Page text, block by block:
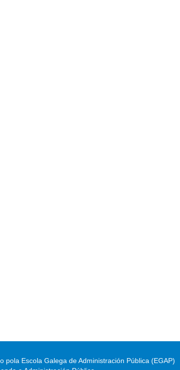
pola Escola Galega de Administración Pública (EGAP)